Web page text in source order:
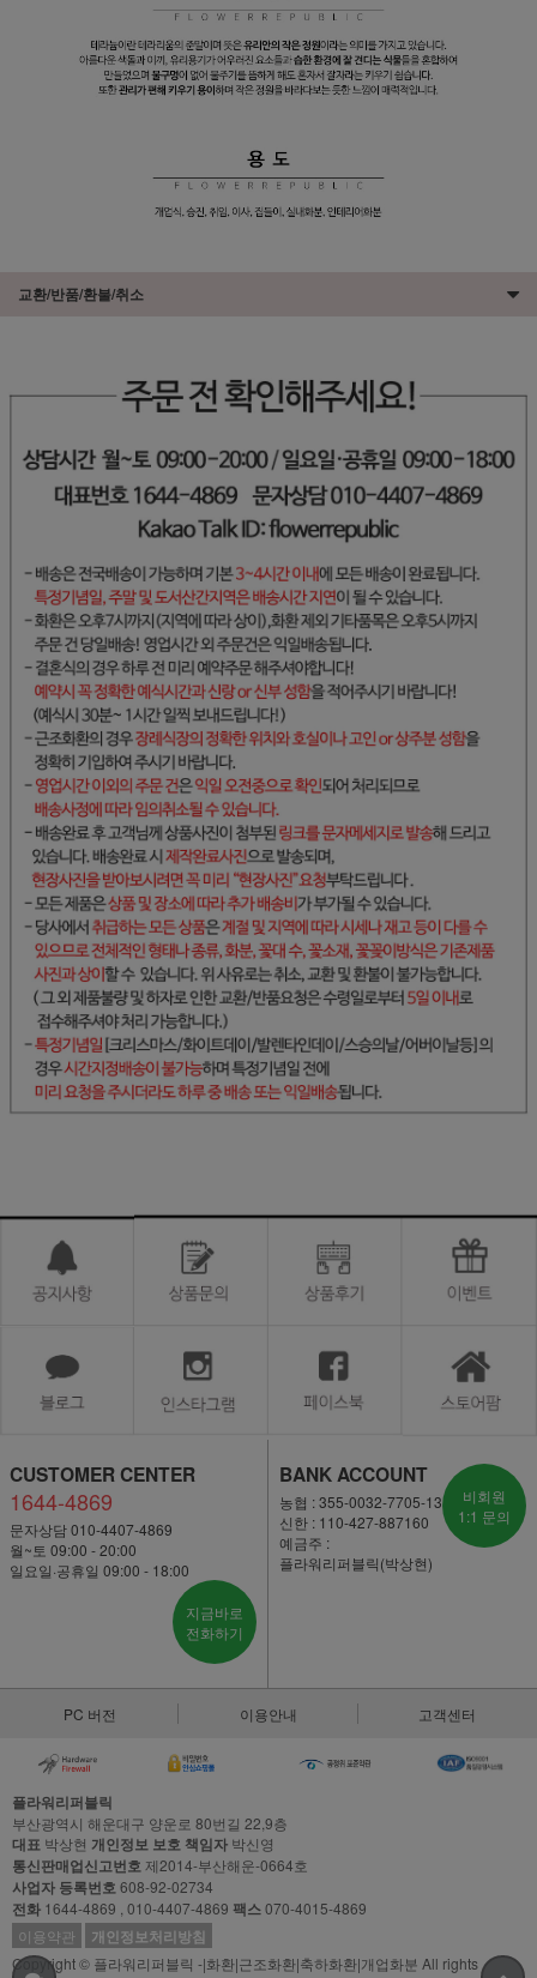
교환/반품/환불/취소
CUSTOMER CENTER
1644-4869
문자상담 010-4407-4869
월~토 09:00 - 20:00
일요일·공휴일 09:00 - 18:00
지금바로
전화하기
BANK ACCOUNT
농협 : 355-0032-7705-13
신한 : 110-427-887160
예금주 :
플라워리퍼블릭(박상현)
비회원
1:1 문의
PC 버전 이용안내 고객센터
플라워리퍼블릭
부산광역시 해운대구 양운로 80번길 22,9층
대표 박상현 개인정보 보호 책임자 박신영
통신판매업신고번호제2014-부산해운-0664호
사업자 등록번호608-92-02734
전화 1644-4869 , 010-4407-4869 팩스070-4015-4869
이용약관
개인정보처리방침
Copyright © 플라워리퍼블릭 -|화환|근조화환|축하화환|개업화분 All rights